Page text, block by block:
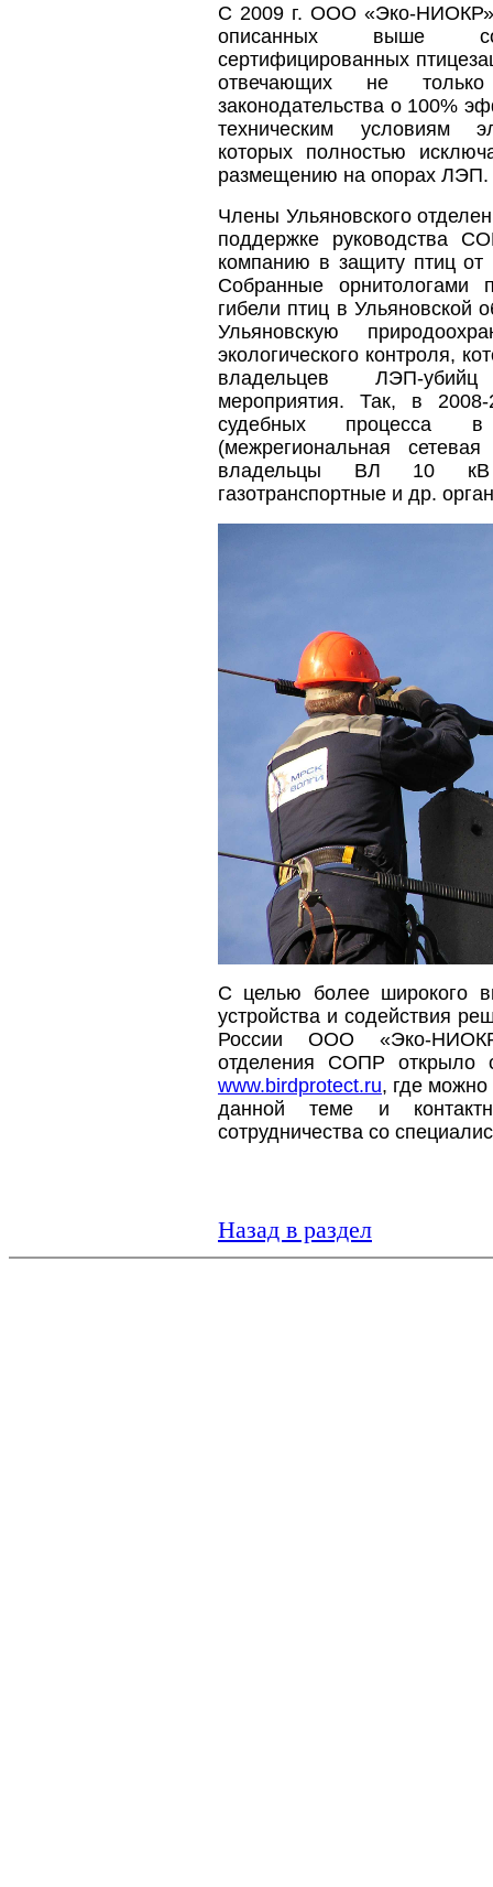
С 2009 г. ООО «Эко-НИОКР»
описанных выше
сертифицированных
отвечающих не только
законодательства о 100%
техническим условиям
которых полностью
размещению на опорах ЛЭП.
Члены Ульяновского
поддержке руководства
компанию в защиту птиц
Собранные орнитологами
гибели птиц в Ульяновской
Ульяновскую
экологического контроля,
владельцев ЛЭП-
мероприятия. Так, в
судебных процесса
(межрегиональная
владельцы ВЛ 10 кВ
газотранспортные и др.
С целью более широкого
устройства и содействия
России ООО «Эко-
отделения СОПР открыло
www.birdprotect.ru, где можно
данной теме и
сотрудничества со
Назад в раздел